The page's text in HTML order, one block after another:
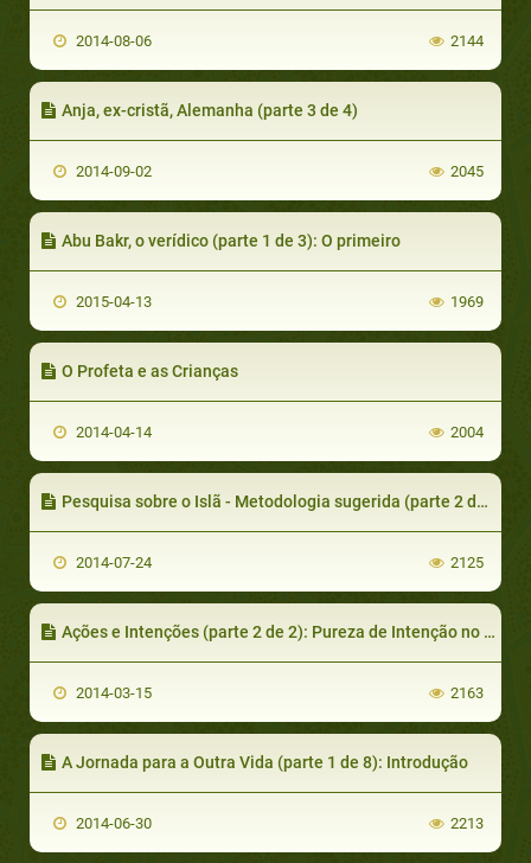
2014-08-06 2144
Anja, ex-cristã, Alemanha (parte 3 de 4)
2014-09-02 2045
Abu Bakr, o verídico (parte 1 de 3): O primeiro
2015-04-13 1969
O Profeta e as Crianças
2014-04-14 2004
Pesquisa sobre o Islã - Metodologia sugerida (parte 2 de 4) Etapas lógicas levam a conclusões lógicas
2014-07-24 2125
Ações e Intenções (parte 2 de 2): Pureza de Intenção no Campo Religioso
2014-03-15 2163
A Jornada para a Outra Vida (parte 1 de 8): Introdução
2014-06-30 2213